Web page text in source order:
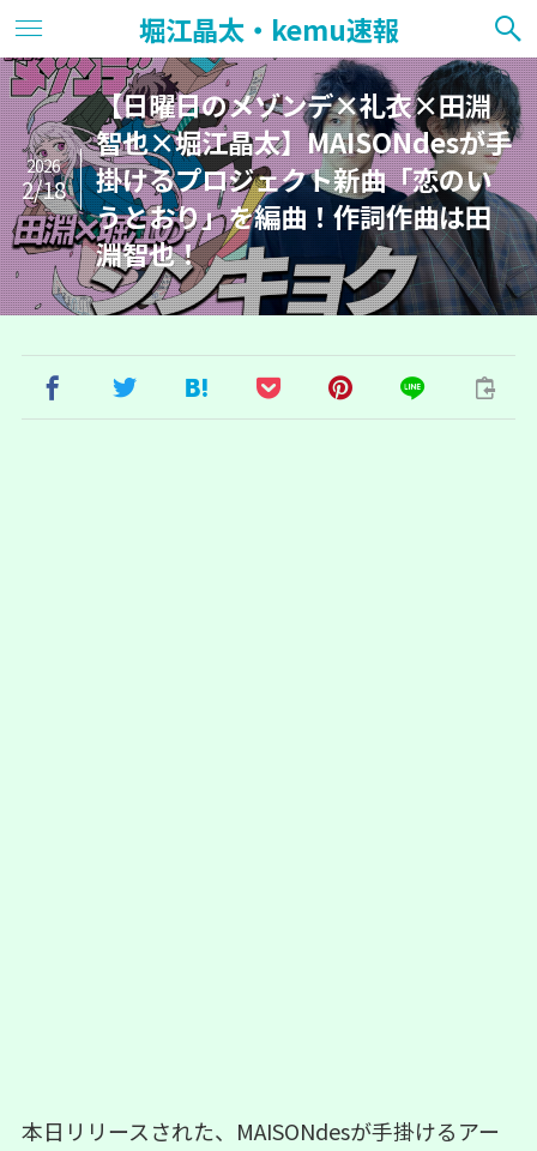
堀江晶太・kemu速報
【日曜日のメゾンデ×礼衣×田淵
智也×堀江晶太】MAISONdesが手
掛けるプロジェクト新曲「恋のい
うとおり」を編曲！作詞作曲は田
淵智也！
2026
2/18
本日リリースされた、MAISONdesが手掛けるアー